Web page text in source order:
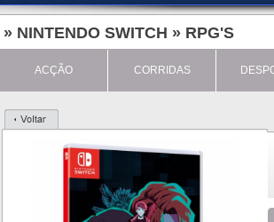
» NINTENDO SWITCH » RPG'S
ACÇÃO CORRIDAS